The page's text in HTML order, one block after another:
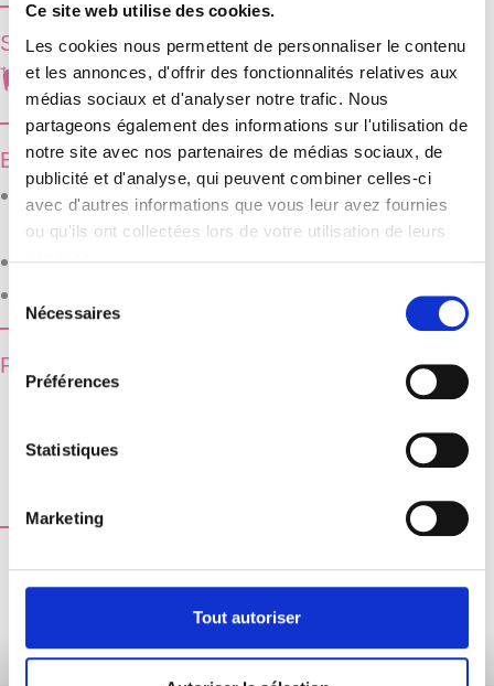
Ce site web utilise des cookies.
Les cookies nous permettent de personnaliser le contenu
et les annonces, d'offrir des fonctionnalités relatives aux
médias sociaux et d'analyser notre trafic. Nous
partageons également des informations sur l'utilisation de
notre site avec nos partenaires de médias sociaux, de
publicité et d'analyse, qui peuvent combiner celles-ci
avec d'autres informations que vous leur avez fournies
ou qu'ils ont collectées lors de votre utilisation de leurs
Nécessaires
Préférences
Statistiques
Marketing
Tout autoriser
SPECIES CONCERNED
BENEFITS
Reduction of the impact of
pathogenic
bacteria&mycotoxins
PRESENTATION